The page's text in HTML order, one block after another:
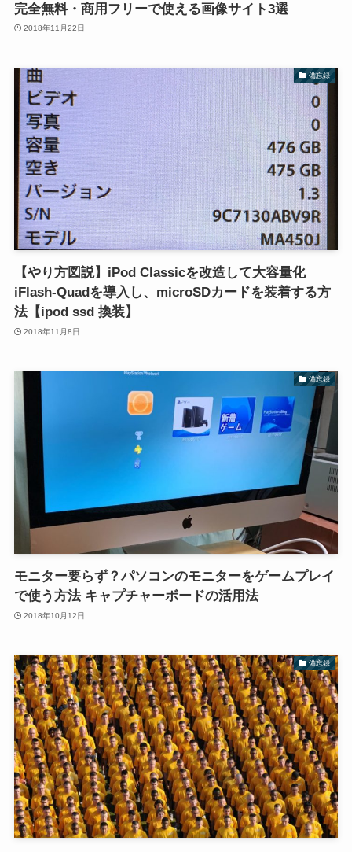
完全無料・商用フリーで使える画像サイト3選
2018年11月22日
備忘録
【やり方図説】iPod Classicを改造して大容量化
iFlash-Quadを導入し、microSDカードを装着する方
法【ipod ssd 換装】
2018年11月8日
備忘録
モニター要らず？パソコンのモニターをゲームプレイ
で使う方法 キャプチャーボードの活用法
2018年10月12日
備忘録